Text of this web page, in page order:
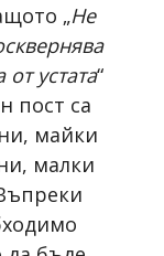
„Не
устата“
пост са
майки
малки